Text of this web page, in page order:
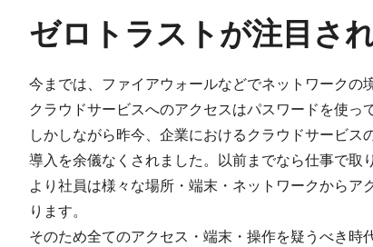
ゼロトラストが注目さ
今までは、ファイアウォールなどでネットワーク
クラウドサービスへのアクセスはパスワードを使っ
しかしながら昨今、企業におけるクラウドサービ
導入を余儀なくされました。以前までなら仕事で
より社員は様々な場所・端末・ネットワークから
ります。
そのため全てのアクセス・端末・操作を疑うべき時